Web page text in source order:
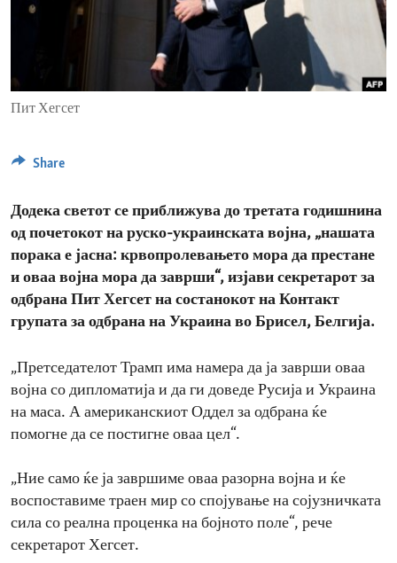
ENVIRONMENT AND HEALTH
IDEALS AND INSTITUTIONS
Пит Хегсет
Share
Додека светот се приближува до третата годишнина
од почетокот на руско-украинската војна, „нашата
порака е јасна: крвопролевањето мора да престане
и оваа војна мора да заврши“, изјави секретарот за
одбрана Пит Хегсет на состанокот на Контакт
групата за одбрана на Украина во Брисел, Белгија.
„Претседателот Трамп има намера да ја заврши оваа
војна со дипломатија и да ги доведе Русија и Украина
на маса. А американскиот Оддел за одбрана ќе
помогне да се постигне оваа цел“.
„Ние само ќе ја завршиме оваа разорна војна и ќе
воспоставиме траен мир со спојување на сојузничката
сила со реална проценка на бојното поле“, рече
секретарот Хегсет.